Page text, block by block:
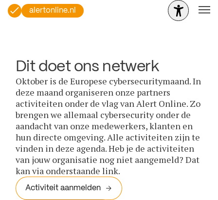
alertonline.nl
Dit doet ons netwerk
Oktober is de Europese cybersecuritymaand. In
deze maand organiseren onze partners
activiteiten onder de vlag van Alert Online. Zo
brengen we allemaal cybersecurity onder de
aandacht van onze medewerkers, klanten en
hun directe omgeving. Alle activiteiten zijn te
vinden in deze agenda. Heb je de activiteiten
van jouw organisatie nog niet aangemeld? Dat
kan via onderstaande link.
Activiteit aanmelden